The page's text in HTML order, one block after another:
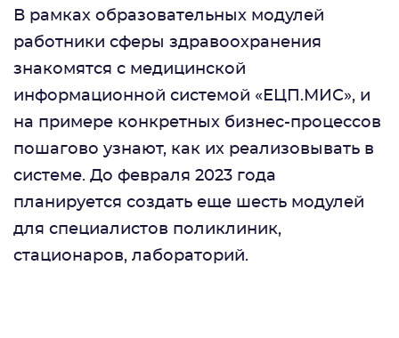
В рамках образовательных модулей
работники сферы здравоохранения
знакомятся с медицинской
информационной системой «ЕЦП.МИС», и
на примере конкретных бизнес-процессов
пошагово узнают, как их реализовывать в
системе. До февраля 2023 года
планируется создать еще шесть модулей
для специалистов поликлиник,
стационаров, лабораторий.